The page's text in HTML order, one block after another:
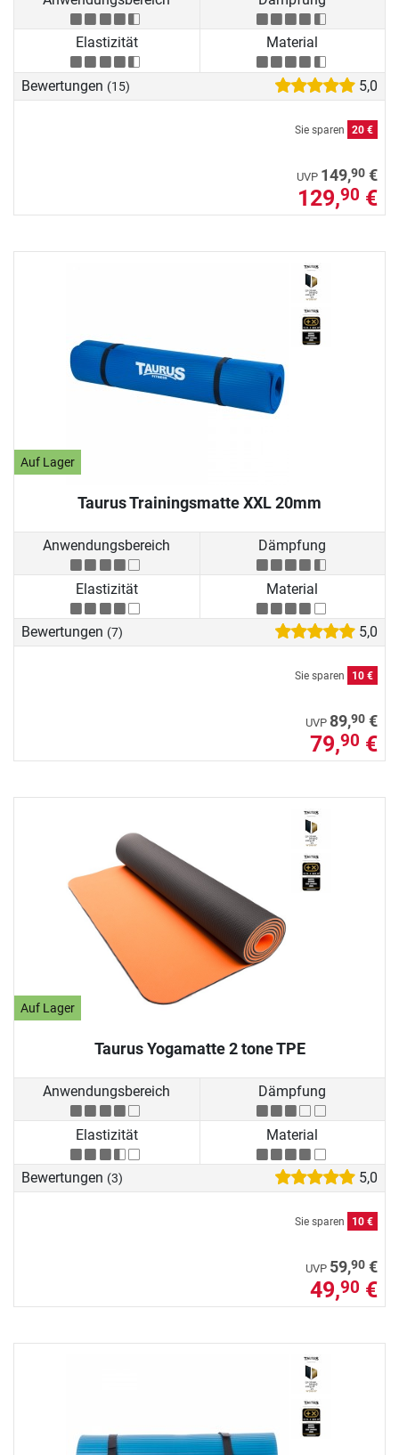
Elastizität Material
Bewertungen (15) 5,0
Sie sparen 20 €
UVP 149,90 €
129,90 €
Auf Lager
Taurus Trainingsmatte XXL 20mm
Anwendungsbereich Dämpfung
Elastizität Material
Bewertungen (7) 5,0
Sie sparen 10 €
UVP 89,90 €
79,90 €
Auf Lager
Taurus Yogamatte 2 tone TPE
Anwendungsbereich Dämpfung
Elastizität Material
Bewertungen (3) 5,0
Sie sparen 10 €
UVP 59,90 €
49,90 €